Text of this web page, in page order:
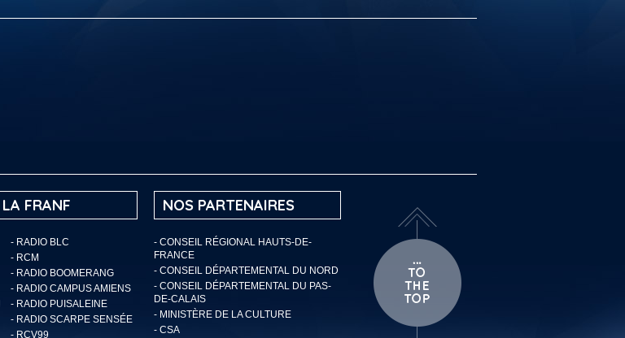
FRANF
- RADIO BLC
- RCM
- RADIO BOOMERANG
- RADIO CAMPUS AMIENS
- RADIO PUISALEINE
- RADIO SCARPE SENSÉE
- RCV99
NOS PARTENAIRES
- CONSEIL RÉGIONAL HAUTS-DE-
FRANCE
- CONSEIL DÉPARTEMENTAL DU NORD
- CONSEIL DÉPARTEMENTAL DU PAS-
DE-CALAIS
- MINISTÈRE DE LA CULTURE
- CSA